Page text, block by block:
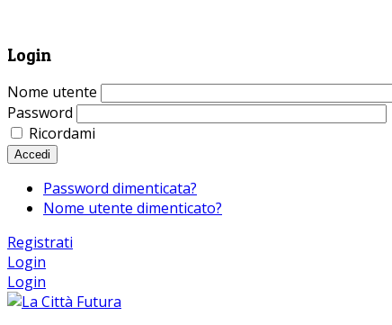
Login
Nome utente
Password
Ricordami
Accedi
Password dimenticata?
Nome utente dimenticato?
Registrati
Login
Login